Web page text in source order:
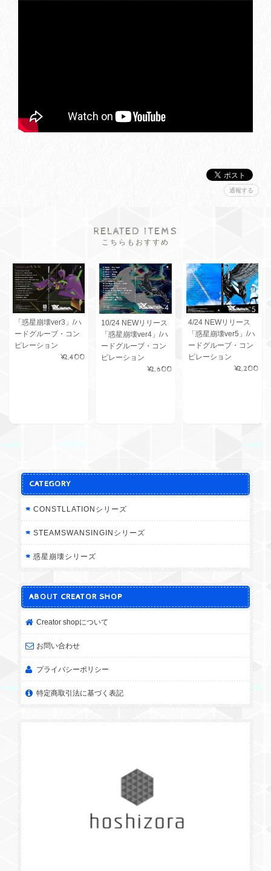
通報する
RELATED ITEMS
こちらもおすすめ
「惑星崩壊ver3」/ハ
ードグルーブ・コン
ピレーション
¥2,400
10/24 NEWリリース
「惑星崩壊ver4」/ハ
ードグルーブ・コン
ピレーション
¥2,600
4/24 NEWリリース
「惑星崩壊ver5」/ハ
ードグルーブ・コン
ピレーション
¥2,200
CATEGORY
CONSTLLATIONシリーズ
STEAMSWANSINGINシリーズ
惑星崩壊シリーズ
ABOUT CREATOR SHOP
Creator shopについて
お問い合わせ
プライバシーポリシー
特定商取引法に基づく表記